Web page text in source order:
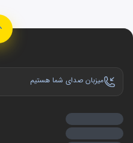
میزبان صدای شما هستیم